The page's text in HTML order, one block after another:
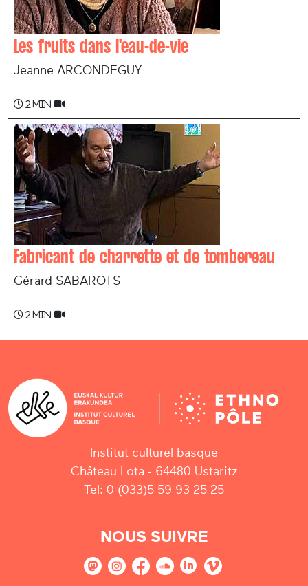
Les fruits dans l'eau-de-vie
Jeanne ARCONDEGUY
2 min
Fabricant de charrette et de tombereau
Gérard SABAROTS
2 min
Institut culturel basque
Château Lota - 64480 Ustaritz
Tel: 0 (033)5 59 93 25 25
NOUS SUIVRE